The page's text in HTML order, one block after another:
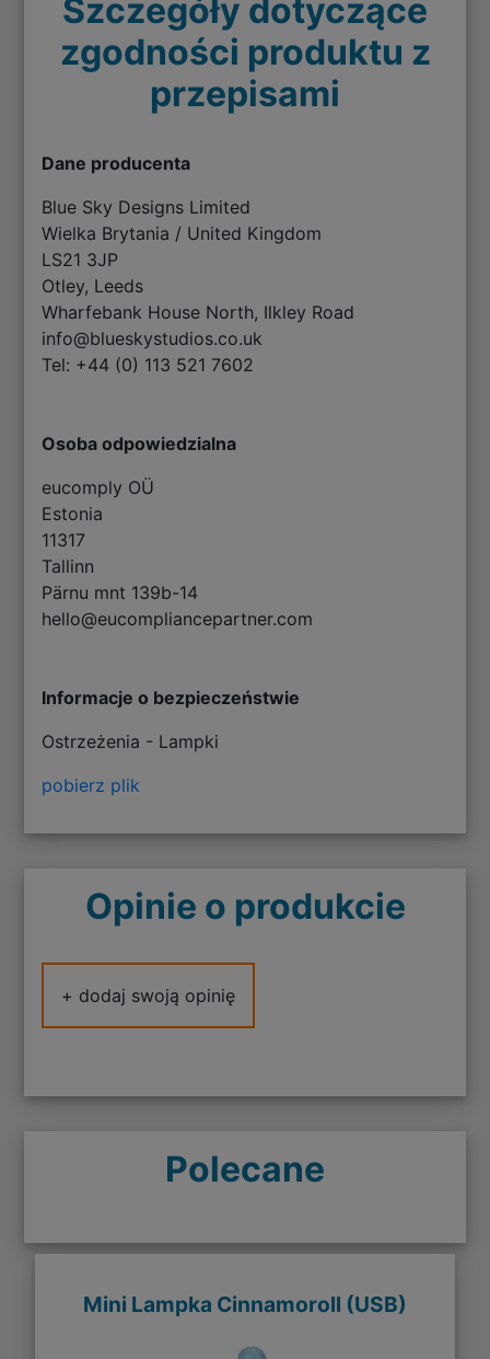
Szczegóły dotyczące
zgodności produktu z
przepisami
Dane producenta
Blue Sky Designs Limited
Wielka Brytania / United Kingdom
LS21 3JP
Otley, Leeds
Wharfebank House North, Ilkley Road
info@blueskystudios.co.uk
Tel: +44 (0) 113 521 7602
Osoba odpowiedzialna
eucomply OÜ
Estonia
11317
Tallinn
Pärnu mnt 139b-14
hello@eucompliancepartner.com
Informacje o bezpieczeństwie
Ostrzeżenia - Lampki
pobierz plik
Opinie o produkcie
+ dodaj swoją opinię
Polecane
Mini Lampka Cinnamoroll (USB)